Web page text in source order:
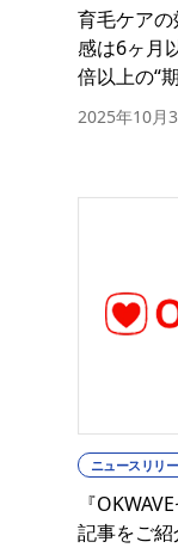
育毛ケア
感は6ヶ月
倍以上の“
2025年10月
ニュースリリ
『
記事をご紹